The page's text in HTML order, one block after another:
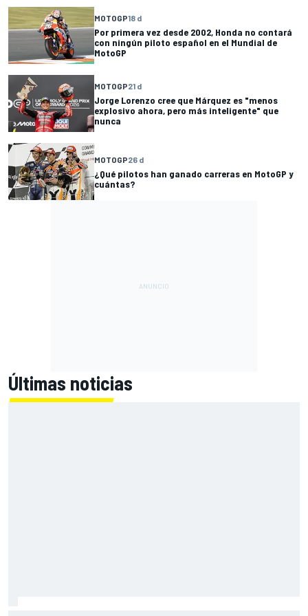
MOTOGP18 d
Por primera vez desde 2002, Honda no contará
con ningún piloto español en el Mundial de
MotoGP
MOTOGP21 d
Jorge Lorenzo cree que Márquez es "menos
explosivo ahora, pero más inteligente" que
nunca
MOTOGP26 d
¿Qué pilotos han ganado carreras en MotoGP y
cuántas?
Últimas noticias